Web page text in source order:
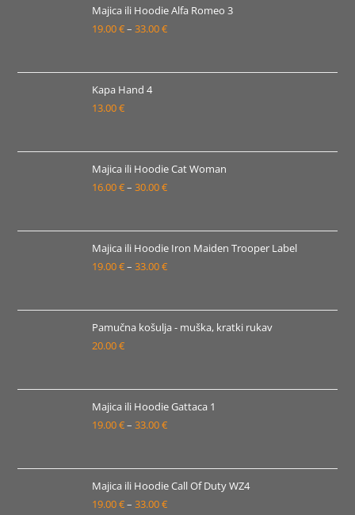
22.00 €
do
Majica ili Hoodie Alfa Romeo 3
19.00€– 33.00€Raspon
od
Kapa Hand 4
13.00€
Majica ili Hoodie Cat Woman
16.00€– 30.00€Raspon
od
16.00 €
do
Majica ili Hoodie Iron Maiden Trooper Label
19.00€– 33.00€Raspon
od
19.00 €
Pamučna košulja - muška, kratki rukav
20.00€
Majica ili Hoodie Gattaca 1
19.00€– 33.00€Raspon
od
19.00 €
do
Majica ili Hoodie Call Of Duty WZ4
19.00€– 33.00€Raspon